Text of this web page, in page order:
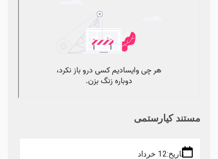
مستند کیارستمی
تاریخ:12 خرداد